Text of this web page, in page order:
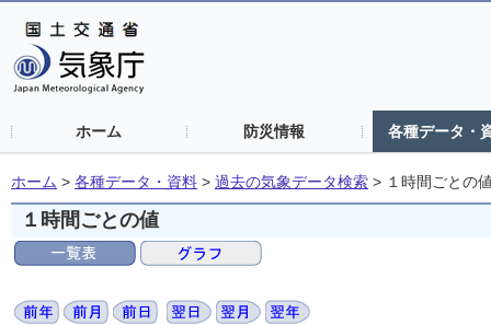
ホーム 防災情報 各種データ・
ホーム > 各種データ・資料 > 過去の気象データ検索 > １時間ごとの
１時間ごとの値